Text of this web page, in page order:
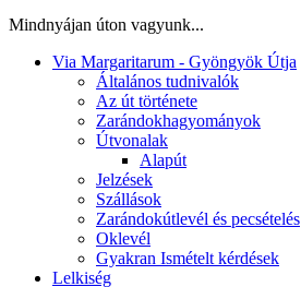
Mindnyájan úton vagyunk...
Via Margaritarum - Gyöngyök Útja
Általános tudnivalók
Az út története
Zarándokhagyományok
Útvonalak
Alapút
Jelzések
Szállások
Zarándokútlevél és pecsételés
Oklevél
Gyakran Ismételt kérdések
Lelkiség